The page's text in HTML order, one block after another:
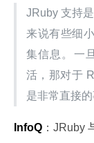
JRuby 支持
来说有些细
集信息。一
活，那对于
是非常直接的
InfoQ ：JRuby